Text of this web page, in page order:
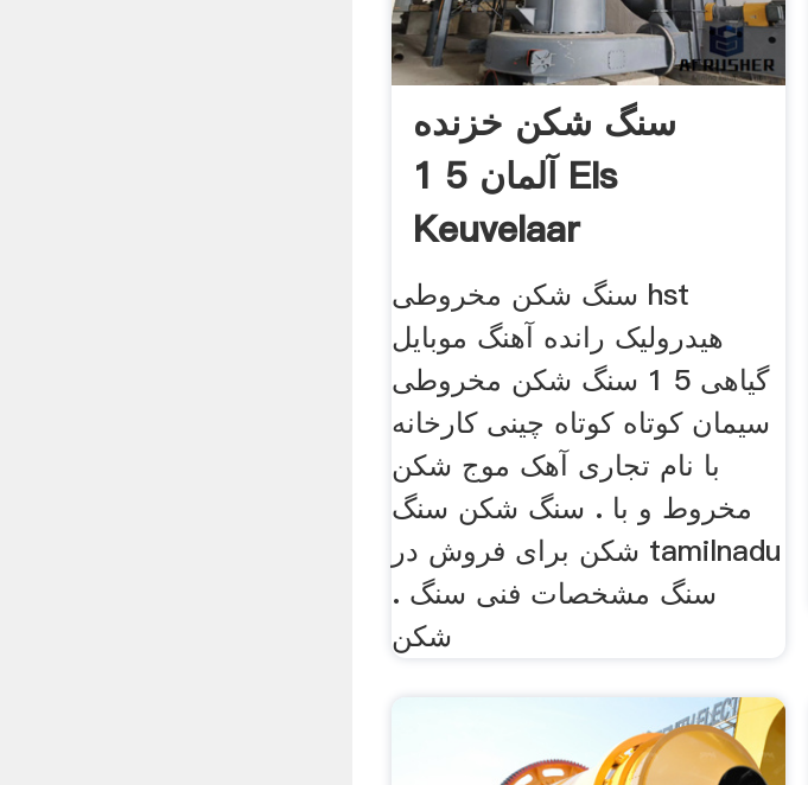
سنگ شکن خزنده
آلمان 5 1 Els
Keuvelaar
سنگ شکن مخروطی hst
هیدرولیک رانده آهنگ موبایل
گیاهی 5 1 سنگ شکن مخروطی
سیمان کوتاه کوتاه چینی کارخانه
با نام تجاری آهک موج شکن
مخروط و با . سنگ شکن سنگ
شکن برای فروش در tamilnadu
. سنگ مشخصات فنی سنگ
شکن